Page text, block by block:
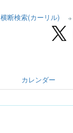
横断検索(カーリル)
カレンダー